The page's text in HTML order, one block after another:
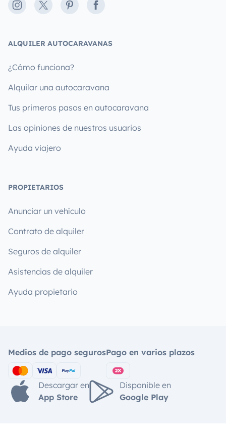
Instagram
X PinterestFacebook
ALQUILER AUTOCARAVANAS
¿Cómo funciona?
Alquilar una autocaravana
Tus primeros pasos en autocaravana
Las opiniones de nuestros usuarios
Ayuda viajero
PROPIETARIOS
Anunciar un vehículo
Contrato de alquiler
Seguros de alquiler
Asistencias de alquiler
Ayuda propietario
Medios de pago segurosPago en varios plazos
Descargar en
App Store
Disponible en
Google Play